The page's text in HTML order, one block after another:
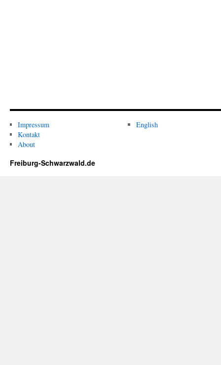
Impressum
Kontakt
About
English
Freiburg-Schwarzwald.de